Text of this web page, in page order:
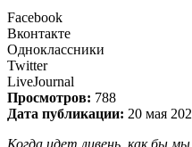
Facebook
Вконтакте
Одноклассники
Twitter
LiveJournal
Просмотров: 788
Дата публикации: 20 мая
Когда идет ливень, как бы